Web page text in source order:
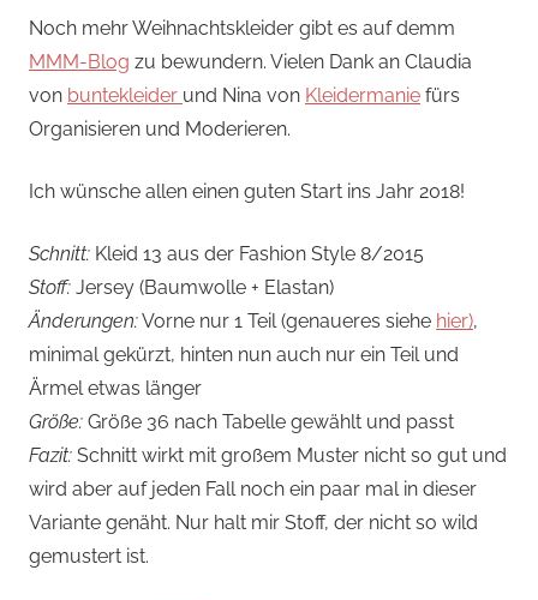
Noch mehr Weihnachtskleider gibt es auf demm
MMM-Blog zu bewundern. Vielen Dank an Claudia
von buntekleider und Nina von Kleidermanie fürs
Organisieren und Moderieren.
Ich wünsche allen einen guten Start ins Jahr 2018!
Schnitt: Kleid 13 aus der Fashion Style 8/2015
Stoff: Jersey (Baumwolle + Elastan)
Änderungen:Vorne nur 1 Teil (genaueres siehe hier),
minimal gekürzt, hinten nun auch nur ein Teil und
Ärmel etwas länger
Größe: Größe 36 nach Tabelle gewählt und passt
Fazit: Schnitt wirkt mit großem Muster nicht so gut und
wird aber auf jeden Fall noch ein paar mal in dieser
Variante genäht. Nur halt mir Stoff, der nicht so wild
gemustert ist.